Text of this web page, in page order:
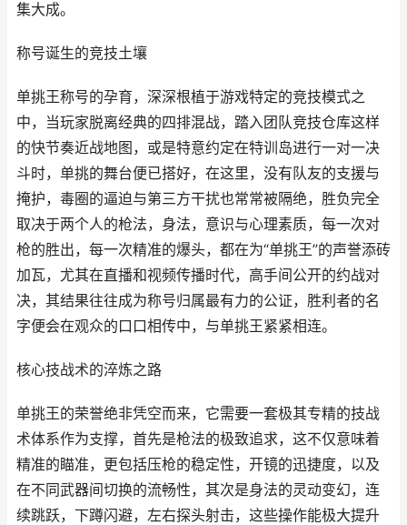
集大成。
称号诞生的竞技土壤
单挑王称号的孕育，深深根植于游戏特定的竞技模式之
中，当玩家脱离经典的四排混战，踏入团队竞技仓库这样
的快节奏近战地图，或是特意约定在特训岛进行一对一决
斗时，单挑的舞台便已搭好，在这里，没有队友的支援与
掩护，毒圈的逼迫与第三方干扰也常常被隔绝，胜负完全
取决于两个人的枪法，身法，意识与心理素质，每一次对
枪的胜出，每一次精准的爆头，都在为“单挑王”的声誉添砖
加瓦，尤其在直播和视频传播时代，高手间公开的约战对
决，其结果往往成为称号归属最有力的公证，胜利者的名
字便会在观众的口口相传中，与单挑王紧紧相连。
核心技战术的淬炼之路
单挑王的荣誉绝非凭空而来，它需要一套极其专精的技战
术体系作为支撑，首先是枪法的极致追求，这不仅意味着
精准的瞄准，更包括压枪的稳定性，开镜的迅捷度，以及
在不同武器间切换的流畅性，其次是身法的灵动变幻，连
续跳跃，下蹲闪避，左右探头射击，这些操作能极大提升